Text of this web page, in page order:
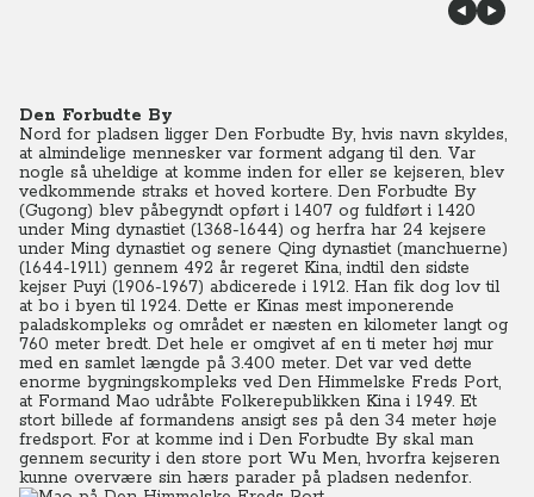
Den Forbudte By
Nord for pladsen ligger Den Forbudte By, hvis navn skyldes,
at almindelige mennesker var forment adgang til den. Var
nogle så uheldige at komme inden for eller se kejseren, blev
vedkommende straks et hoved kortere. Den Forbudte By
(Gugong) blev påbegyndt opført i 1407 og fuldført i 1420
under Ming dynastiet (1368-1644) og herfra har 24 kejsere
under Ming dynastiet og senere Qing dynastiet (manchuerne)
(1644-1911) gennem 492 år regeret Kina, indtil den sidste
kejser Puyi (1906-1967) abdicerede i 1912. Han fik dog lov til
at bo i byen til 1924. Dette er Kinas mest imponerende
paladskompleks og området er næsten en kilometer langt og
760 meter bredt. Det hele er omgivet af en ti meter høj mur
med en samlet længde på 3.400 meter. Det var ved dette
enorme bygningskompleks ved Den Himmelske Freds Port,
at Formand Mao udråbte Folkerepublikken Kina i 1949. Et
stort billede af formandens ansigt ses på den 34 meter høje
fredsport. For at komme ind i Den Forbudte By skal man
gennem security i den store port Wu Men, hvorfra kejseren
kunne overvære sin hærs parader på pladsen nedenfor.